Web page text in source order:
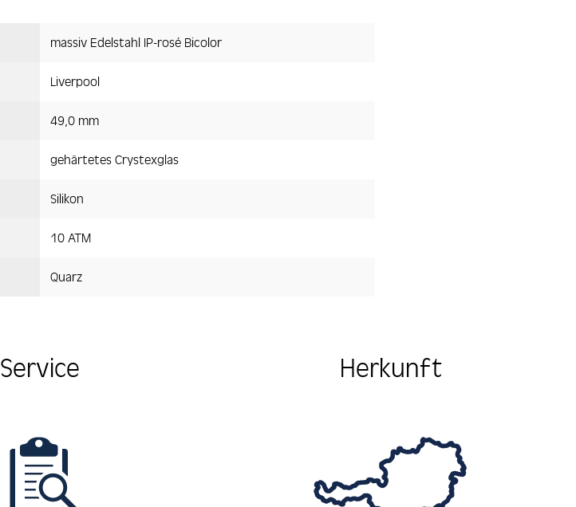
massiv Edelstahl IP-rosé Bicolor
Liverpool
49,0 mm
gehärtetes Crystexglas
Silikon
10 ATM
Quarz
Service Herkunft